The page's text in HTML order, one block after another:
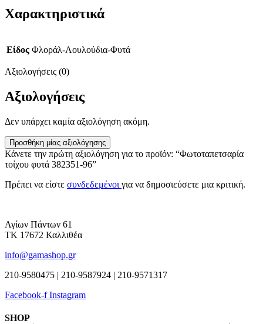
Χαρακτηριστικά
Είδος Φλοράλ-Λουλούδια-Φυτά
Αξιολογήσεις (0)
Αξιολογήσεις
Δεν υπάρχει καμία αξιολόγηση ακόμη.
Προσθήκη μίας αξιολόγησης
Κάνετε την πρώτη αξιολόγηση για το προϊόν: “Φωτοταπετσαρία
τοίχου φυτά 382351-96”
Πρέπει να είστε συνδεδεμένοι για να δημοσιεύσετε μια κριτική.
Αγίων Πάντων 61
ΤΚ 17672 Καλλιθέα
info@gamashop.gr
210-9580475 | 210-9587924 | 210-9571317
Facebook-f Instagram
SHOP